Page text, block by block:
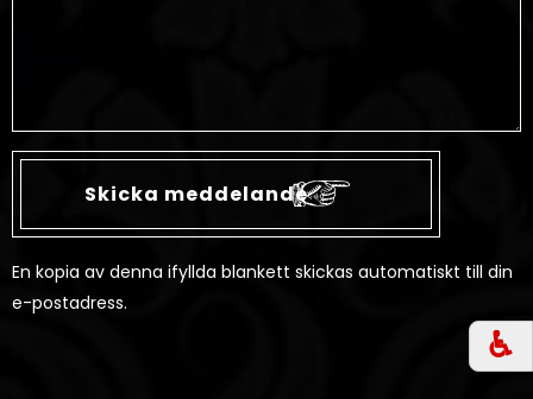
♿︎
En kopia av denna ifyllda blankett skickas automatiskt till din
e-postadress.